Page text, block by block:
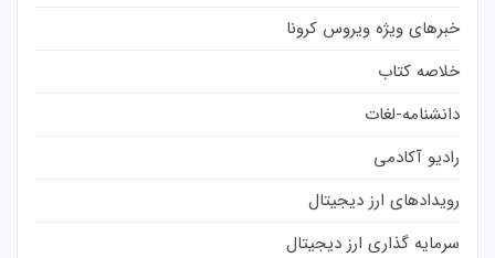
خبرهای ویژه ویروس کرونا
خلاصه کتاب
دانشنامه-لغات
رادیو آکادمی
رویدادهای ارز دیجیتال
سرمایه گذاری ارز دیجیتال